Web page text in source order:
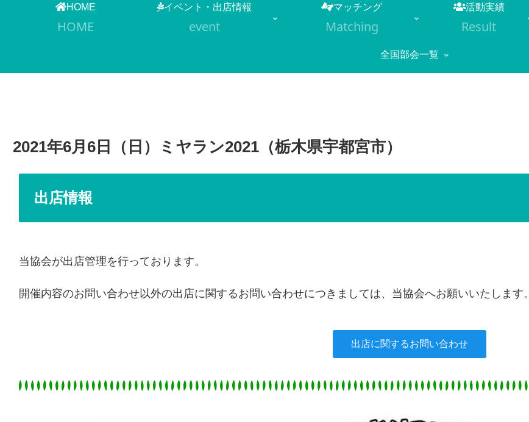
HOME
HOME
イベント・出店情報
event
マッチング
Matching
活動実績
Result
全国部会一覧
2021年6月6日（日）ミヤラン2021（栃木県宇都宮市）
出店情報
当協会が出店管理を行っております。
開催内容のお問い合わせ以外の出店に関するお問い合わせにつきましては、当協会へお願いいたします。
出店に関するお問い合わせ